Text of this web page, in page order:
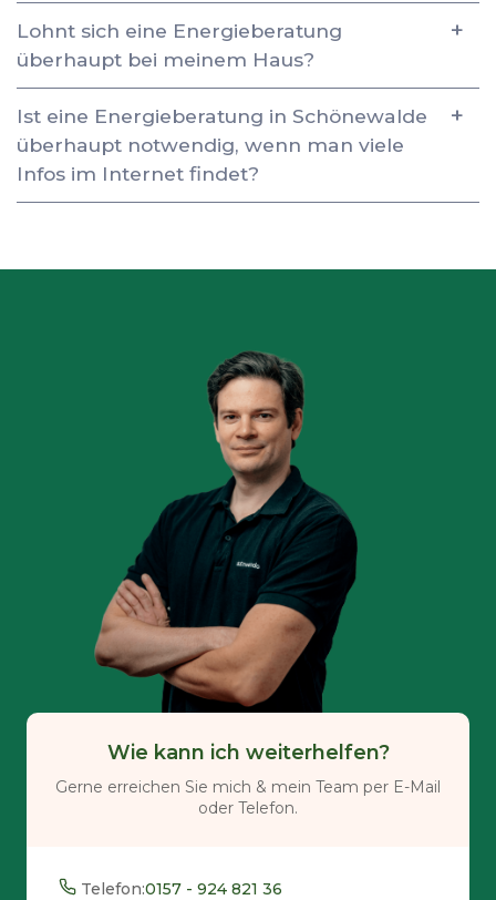
Lohnt sich eine Energieberatung
überhaupt bei meinem Haus?
Ist eine Energieberatung in Schönewalde
überhaupt notwendig, wenn man viele
Infos im Internet findet?
Wie kann ich weiterhelfen?
Gerne erreichen Sie mich & mein Team per E-Mail
oder Telefon.
Telefon:0157 - 924 821 36